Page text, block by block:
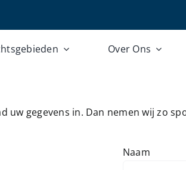
Over Ons
uw gegevens in. Dan nemen wij zo
Naam